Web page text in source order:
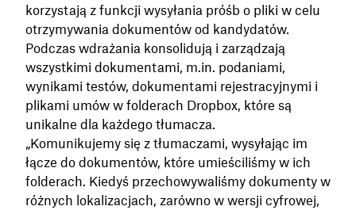
korzystają z funkcji wysyłania próśb o pliki w celu
otrzymywania dokumentów od kandydatów.
Podczas wdrażania konsolidują i zarządzają
wszystkimi dokumentami, m.in. podaniami,
wynikami testów, dokumentami rejestracyjnymi i
plikami umów w folderach Dropbox, które są
unikalne dla każdego tłumacza.
„Komunikujemy się z tłumaczami, wysyłając im
łącze do dokumentów, które umieściliśmy w ich
folderach. Kiedyś przechowywaliśmy dokumenty w
różnych lokalizacjach, zarówno w wersji cyfrowej,